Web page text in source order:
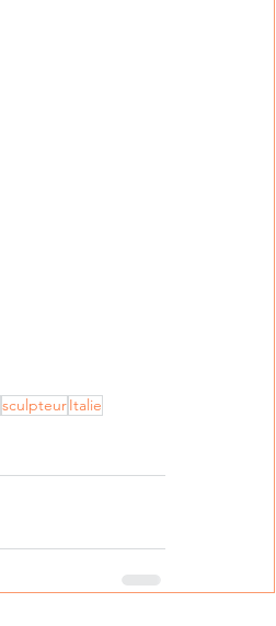
sculpteurItalie